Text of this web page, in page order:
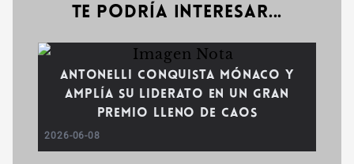
Te podría interesar...
Antonelli conquista Mónaco y
amplía su liderato en un Gran
Premio lleno de caos
2026-06-08